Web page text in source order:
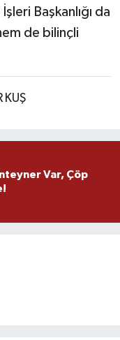
Başkanlığı da
de bilinçli
KUŞ
Var, Çöp